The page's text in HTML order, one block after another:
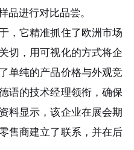
品进行对比品尝。
它精准抓住了欧洲市场
切，用可视化的方式将企
单纯的产品价格与外观竞
语的技术经理领衔，确保
料显示，该企业在展会期
售商建立了联系，并在后